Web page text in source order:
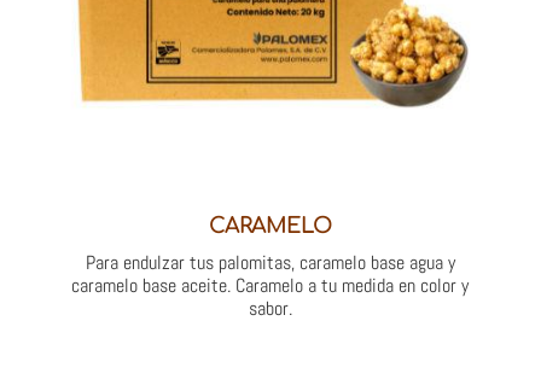
CARAMELO
Para endulzar tus palomitas, caramelo base agua y
caramelo base aceite. Caramelo a tu medida en color y
sabor.